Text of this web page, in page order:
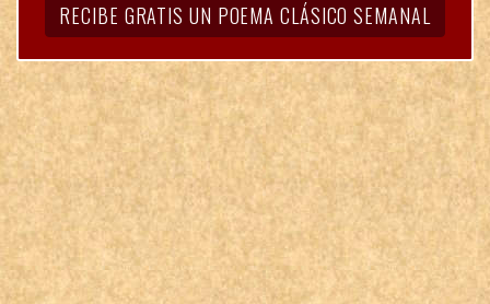
RECIBE GRATIS UN POEMA CLÁSICO SEMANAL